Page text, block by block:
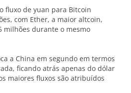
fluxo de yuan para Bitcoin
com Ether, a maior altcoin,
milhões durante o mesmo
a China em segundo em termos
ficando atrás apenas do dólar
maiores fluxos são atribuídos